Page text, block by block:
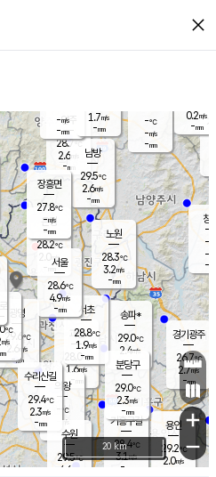
close
양주
28.7℃
2.6
-mm
과천
28.0℃
1.6m/s
- mm
용인
29.2℃
2.0m/s
경기광주
26.7℃
2.7m/s
-mm
-℃
-m/s
-mm
창
-
-m/
-
0.2m/s
-mm
의왕
- ℃
m/s
mm
광명
29.6 ℃
2.6 m/s
-mm
℃
m/s
은평
28.2℃
2.0 m/s
- mm
노원
28.3℃
3.2m/s
-mm
송파*
29.0℃
2.4m/s
-mm
서초
28.8℃
1.9m/s
-mm
남방
29.5℃
2.6m/s
-mm
기흥구갈
28.4℃
3.1m/s
-
수리산길
29.4℃
2.3m/s
-mm
분당구
29.0℃
2.3m/s
-mm
장흥면
27.8℃
-m/s
-mm
-m/s
-mm
수원
29.5℃
4.6 m/s
서울
28.6℃
4.9m/s
-mm
1.7m/s
-mm
+
−
20 km